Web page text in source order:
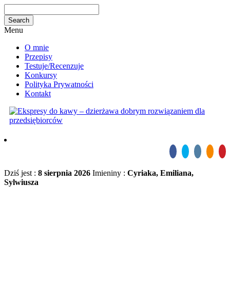
Menu
O mnie
Przepisy
Testuje/Recenzuje
Konkursy
Polityka Prywatności
Kontakt
Dziś jest : 8 sierpnia 2026 Imieniny : Cyriaka, Emiliana,
Sylwiusza